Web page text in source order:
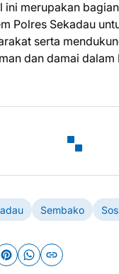
ini merupakan
Polres Sekadau
serta
dan damai
Sembako